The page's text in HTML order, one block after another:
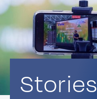
Stories